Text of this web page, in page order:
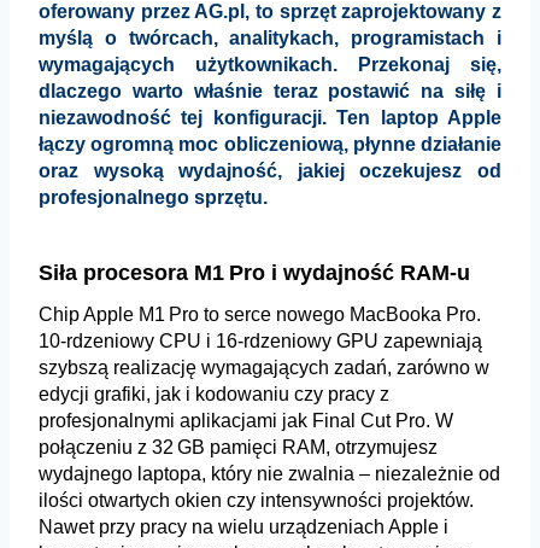
oferowany przez AG.pl, to sprzęt zaprojektowany z
myślą o twórcach, analitykach, programistach i
wymagających użytkownikach. Przekonaj się,
dlaczego warto właśnie teraz postawić na siłę i
niezawodność tej konfiguracji. Ten laptop Apple
łączy ogromną moc obliczeniową, płynne działanie
oraz wysoką wydajność, jakiej oczekujesz od
profesjonalnego sprzętu.
Siła procesora M1 Pro i wydajność RAM-u
Chip Apple M1 Pro to serce nowego MacBooka Pro.
10-rdzeniowy CPU i 16-rdzeniowy GPU zapewniają
szybszą realizację wymagających zadań, zarówno w
edycji grafiki, jak i kodowaniu czy pracy z
profesjonalnymi aplikacjami jak Final Cut Pro. W
połączeniu z 32 GB pamięci RAM, otrzymujesz
wydajnego laptopa, który nie zwalnia – niezależnie od
ilości otwartych okien czy intensywności projektów.
Nawet przy pracy na wielu urządzeniach Apple i